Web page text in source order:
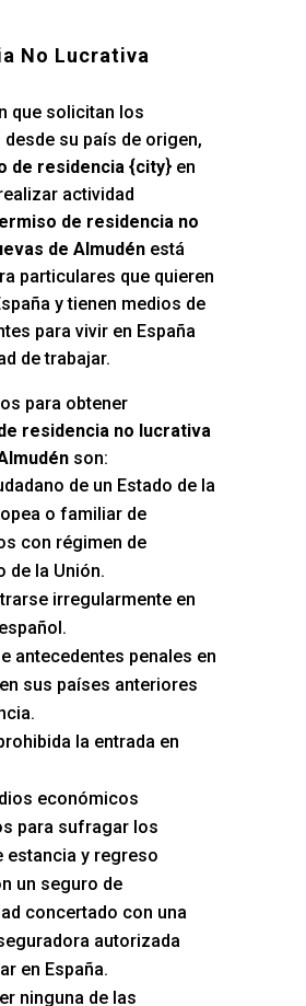
No Lucrativa
que solicitan los
su país de origen,
de residencia {city} en
actividad
de residencia no
de Almudénestá
particulares que quieren
y tienen medios de
para vivir en España
de trabajar.
para obtener
residencia no lucrativa
son:
de un Estado de la
o familiar de
con régimen de
de la Unión.
irregularmente en
antecedentes penales en
sus países anteriores
la entrada en
económicos
para sufragar los
estancia y regreso
un seguro de
concertado con una
autorizada
en España.
ninguna de las